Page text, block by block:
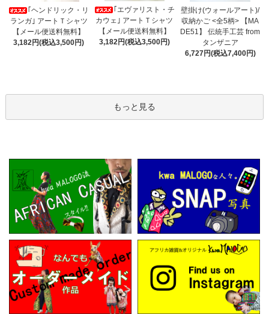
｢ヘンドリック・リ
ランガ｣ アートＴシャツ
【メール便送料無料】
3,182円(税込3,500円)
｢エヴァリスト・チ
カウェ｣ アートＴシャツ
【メール便送料無料】
3,182円(税込3,500円)
壁掛け(ウォールアート)/
収納かご <全5柄> 【MA
DE51】 伝統手工芸 from
タンザニア
6,727円(税込7,400円)
もっと見る